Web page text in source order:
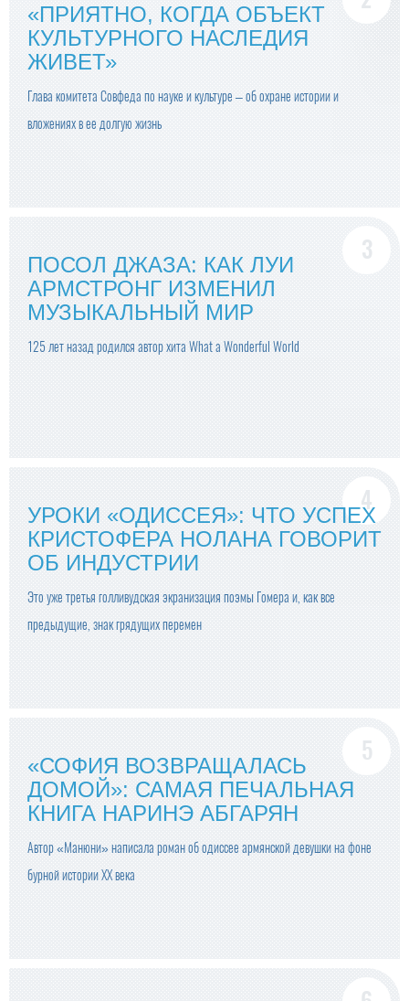
«ПРИЯТНО, КОГДА ОБЪЕКТ
КУЛЬТУРНОГО НАСЛЕДИЯ
ЖИВЕТ»
Глава комитета Совфеда по науке и культуре – об охране истории и
вложениях в ее долгую жизнь
ПОСОЛ ДЖАЗА: КАК ЛУИ
АРМСТРОНГ ИЗМЕНИЛ
МУЗЫКАЛЬНЫЙ МИР
125 лет назад родился автор хита What a Wonderful World
УРОКИ «ОДИССЕЯ»: ЧТО УСПЕХ
КРИСТОФЕРА НОЛАНА ГОВОРИТ
ОБ ИНДУСТРИИ
Это уже третья голливудская экранизация поэмы Гомера и, как все
предыдущие, знак грядущих перемен
«СОФИЯ ВОЗВРАЩАЛАСЬ
ДОМОЙ»: САМАЯ ПЕЧАЛЬНАЯ
КНИГА НАРИНЭ АБГАРЯН
Автор «Манюни» написала роман об одиссее армянской девушки на фоне
бурной истории XX века